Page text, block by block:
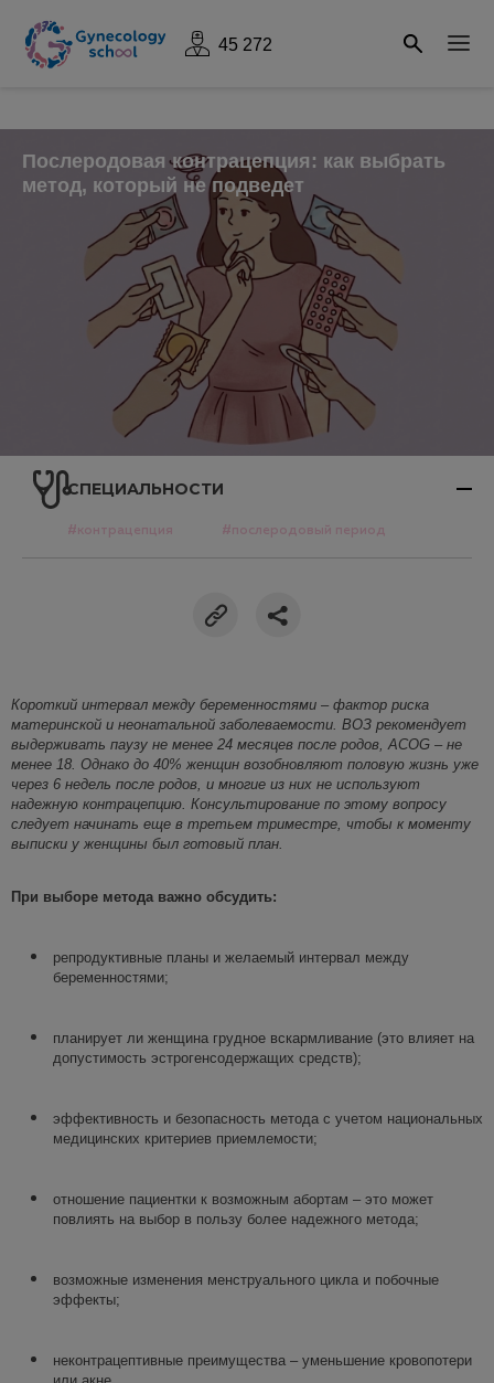
45 272
Послеродовая контрацепция: как выбрать
метод, который не подведет
СПЕЦИАЛЬНОСТИ
#контрацепция #послеродовый период
Короткий интервал между беременностями – фактор риска
материнской и неонатальной заболеваемости. ВОЗ рекомендует
выдерживать паузу не менее 24 месяцев после родов, ACOG – не
менее 18. Однако до 40% женщин возобновляют половую жизнь уже
через 6 недель после родов, и многие из них не используют
надежную контрацепцию. Консультирование по этому вопросу
следует начинать еще в третьем триместре, чтобы к моменту
выписки у женщины был готовый план.
При выборе метода важно обсудить:
репродуктивные планы и желаемый интервал между
беременностями;
планирует ли женщина грудное вскармливание (это влияет на
допустимость эстрогенсодержащих средств);
эффективность и безопасность метода с учетом национальных
медицинских критериев приемлемости;
отношение пациентки к возможным абортам – это может
повлиять на выбор в пользу более надежного метода;
возможные изменения менструального цикла и побочные
эффекты;
неконтрацептивные преимущества – уменьшение кровопотери